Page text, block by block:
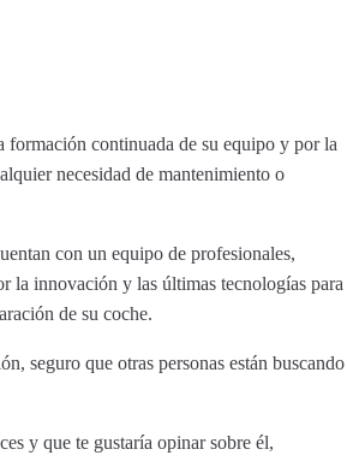
formación continuada de su equipo y por la
necesidad de mantenimiento o
con un equipo de profesionales,
la innovación y las últimas tecnologías para
de su coche.
seguro que otras personas están buscando
y que te gustaría opinar sobre él,